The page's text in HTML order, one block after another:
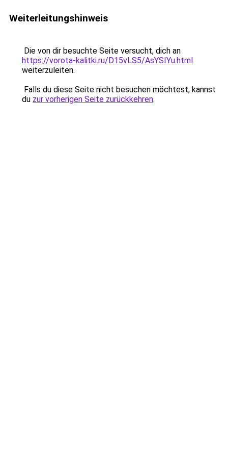
Weiterleitungshinweis
Die von dir besuchte Seite versucht, dich an
https://vorota-kalitki.ru/D15vLS5/AsYSIYu.html
weiterzuleiten.
Falls du diese Seite nicht besuchen möchtest, kannst
du zur vorherigen Seite zurückkehren.